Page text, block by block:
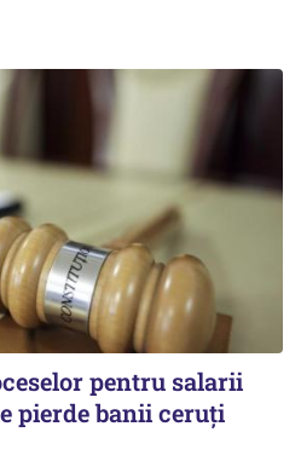
pentru salarii
pierde banii ceruți